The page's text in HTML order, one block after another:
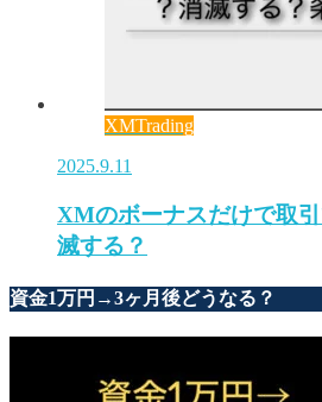
XMTrading
2025.9.11
XMのボーナスだけで取
滅する？
資金1万円→3ヶ月後どうなる？